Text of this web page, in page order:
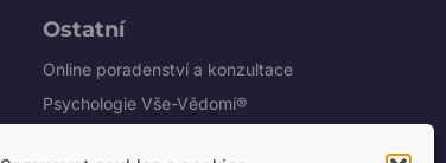
Ostatní
Online poradenství a konzultace
Psychologie Vše-Vědomí®